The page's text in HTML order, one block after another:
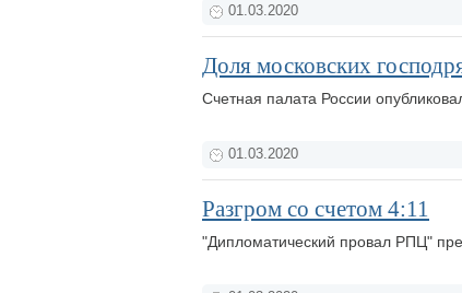
01.03.2020
Доля московских
Счетная палата России
01.03.2020
Разгром со счетом 4:11
"Дипломатический провал РПЦ"